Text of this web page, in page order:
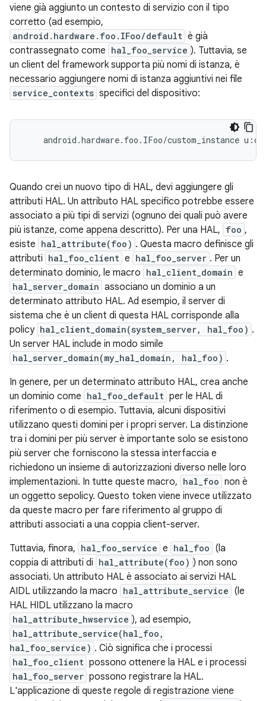
viene già aggiunto un contesto di servizio con il tipo
corretto (ad esempio,
android.hardware.foo.IFoo/default è già
contrassegnato come hal_foo_service ). Tuttavia, se
un client del framework supporta più nomi di istanza, è
necessario aggiungere nomi di istanza aggiuntivi nei file
service_contexts specifici del dispositivo:
Quando crei un nuovo tipo di HAL, devi aggiungere gli
attributi HAL. Un attributo HAL specifico potrebbe essere
associato a più tipi di servizi (ognuno dei quali può avere
più istanze, come appena descritto). Per una HAL, foo ,
esiste hal_attribute(foo) . Questa macro definisce gli
attributi hal_foo_client e hal_foo_server . Per un
determinato dominio, le macro hal_client_domain e
hal_server_domain associano un dominio a un
determinato attributo HAL. Ad esempio, il server di
sistema che è un client di questa HAL corrisponde alla
policy hal_client_domain(system_server, hal_foo) .
Un server HAL include in modo simile
hal_server_domain(my_hal_domain, hal_foo) .
In genere, per un determinato attributo HAL, crea anche
un dominio come hal_foo_default per le HAL di
riferimento o di esempio. Tuttavia, alcuni dispositivi
utilizzano questi domini per i propri server. La distinzione
tra i domini per più server è importante solo se esistono
più server che forniscono la stessa interfaccia e
richiedono un insieme di autorizzazioni diverso nelle loro
implementazioni. In tutte queste macro, hal_foo non è
un oggetto sepolicy. Questo token viene invece utilizzato
da queste macro per fare riferimento al gruppo di
attributi associati a una coppia client-server.
Tuttavia, finora, hal_foo_service e hal_foo (la
coppia di attributi di hal_attribute(foo) ) non sono
associati. Un attributo HAL è associato ai servizi HAL
AIDL utilizzando la macro hal_attribute_service (le
HAL HIDL utilizzano la macro
hal_attribute_hwservice ), ad esempio,
hal_attribute_service(hal_foo,
hal_foo_service) . Ciò significa che i processi
hal_foo_client possono ottenere la HAL e i processi
hal_foo_server possono registrare la HAL.
L'applicazione di queste regole di registrazione viene